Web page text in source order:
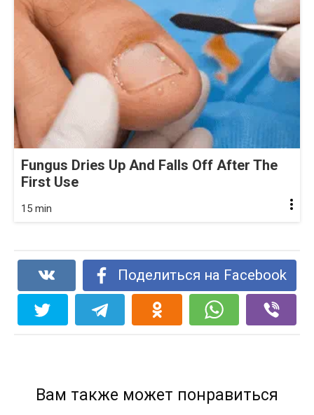
Fungus Dries Up And Falls Off After The
First Use
15 min
Поделиться на Facebook
Вам также может понравиться